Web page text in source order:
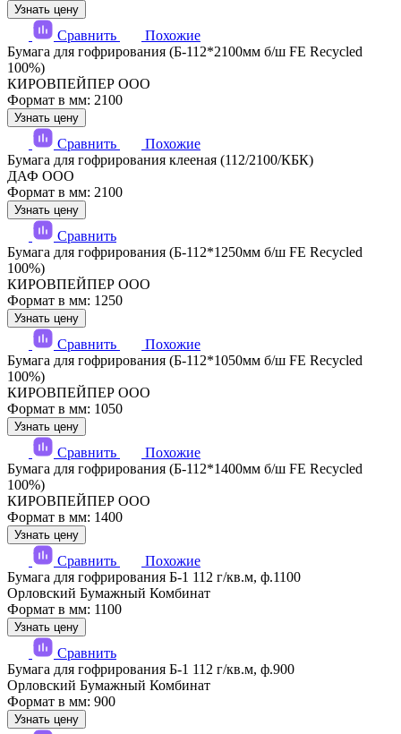
Узнать цену
Сравнить
Похожие
Бумага для гофрирования (Б-112*2100мм б/ш FE Recycled
100%)
КИРОВПЕЙПЕР ООО
Формат в мм: 2100
Узнать цену
Сравнить
Похожие
Бумага для гофрирования клееная (112/2100/КБК)
ДАФ ООО
Формат в мм: 2100
Узнать цену
Сравнить
Бумага для гофрирования (Б-112*1250мм б/ш FE Recycled
100%)
КИРОВПЕЙПЕР ООО
Формат в мм: 1250
Узнать цену
Сравнить
Похожие
Бумага для гофрирования (Б-112*1050мм б/ш FE Recycled
100%)
КИРОВПЕЙПЕР ООО
Формат в мм: 1050
Узнать цену
Сравнить
Похожие
Бумага для гофрирования (Б-112*1400мм б/ш FE Recycled
100%)
КИРОВПЕЙПЕР ООО
Формат в мм: 1400
Узнать цену
Сравнить
Похожие
Бумага для гофрирования Б-1 112 г/кв.м, ф.1100
Орловский Бумажный Комбинат
Формат в мм: 1100
Узнать цену
Сравнить
Бумага для гофрирования Б-1 112 г/кв.м, ф.900
Орловский Бумажный Комбинат
Формат в мм: 900
Узнать цену